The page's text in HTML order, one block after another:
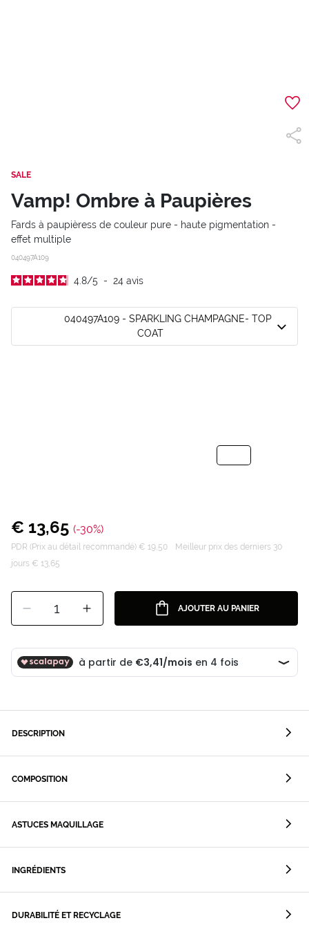
SALE
Vamp! Ombre à Paupières
Fards à paupièress de couleur pure - haute pigmentation -
effet multiple
040497A109
4.8/5 - 24 avis
040497A109 - SPARKLING CHAMPAGNE- TOP
COAT
€ 13,65 (-30%)
PDR (Prix au détail recommandé) € 19,50
Meilleur prix des derniers 30
jours € 13,65
1 AJOUTER AU PANIER
DESCRIPTION
COMPOSITION
ASTUCES MAQUILLAGE
INGRÉDIENTS
DURABILITÉ ET RECYCLAGE